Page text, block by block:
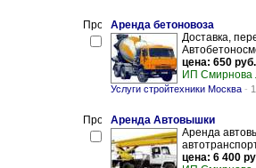
Аренда бетоновоза
Доставка,
цена: 650 руб.
ИП Смирнова
Услуги стройтехники Москва -
Аренда Автовышки
Аренда
цена: 6 400